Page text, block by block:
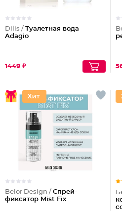
Dilis / Туалетная вода
Adagio
1449 ₽
Belor Design / Спрей-
фиксатор Mist Fix